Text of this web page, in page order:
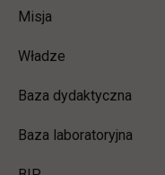
Misja
Władze
Baza dydaktyczna
Baza laboratoryjna